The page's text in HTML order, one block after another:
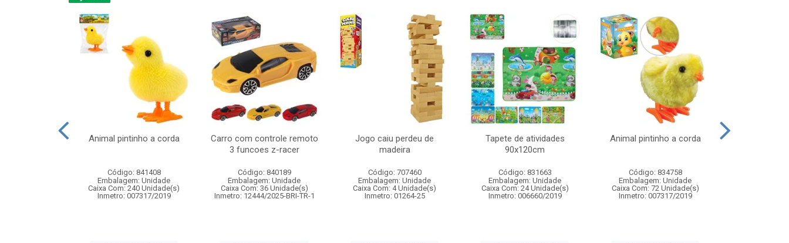
Animal pintinho a corda
Código: 841408
Embalagem: Unidade
Caixa Com: 240 Unidade(s)
Inmetro: 007317/2019
Carro com controle remoto
3 funcoes z-racer
Código: 840189
Embalagem: Unidade
Caixa Com: 36 Unidade(s)
Inmetro: 12444/2025-BRI-TR-1
Jogo caiu perdeu de
madeira
Código: 707460
Embalagem: Unidade
Caixa Com: 4 Unidade(s)
Inmetro: 01264-25
Tapete de atividades
90x120cm
Código: 831663
Embalagem: Unidade
Caixa Com: 24 Unidade(s)
Inmetro: 006660/2019
Animal pintinho a corda
Código: 834758
Embalagem: Unidade
Caixa Com: 72 Unidade(s)
Inmetro: 007317/2019